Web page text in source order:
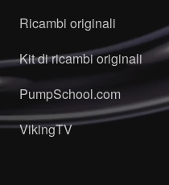
Ricambi originali
Kit di ricambi originali
PumpSchool.com
VikingTV